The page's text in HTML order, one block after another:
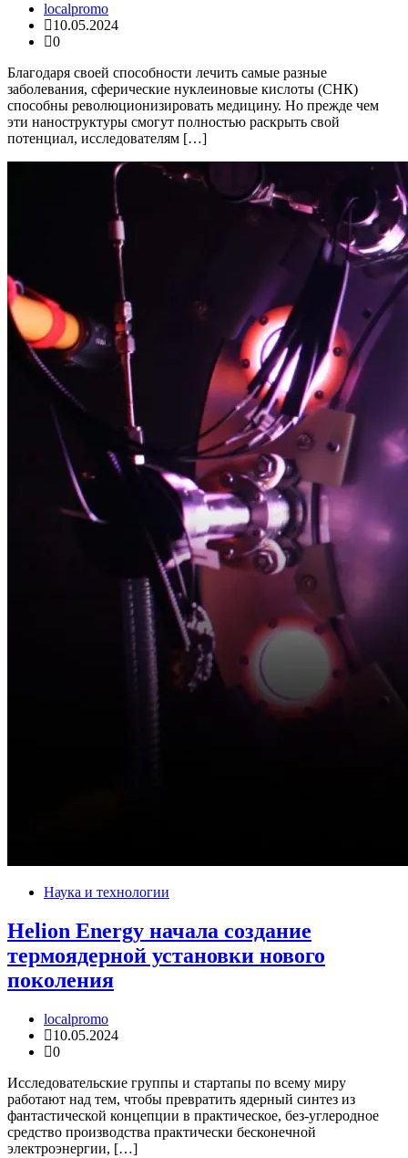
localpromo
10.05.2024
0
Благодаря своей способности лечить самые разные
заболевания, сферические нуклеиновые кислоты (СНК)
способны революционизировать медицину. Но прежде чем
эти наноструктуры смогут полностью раскрыть свой
потенциал, исследователям […]
Наука и технологии
Helion Energy начала создание
термоядерной установки нового
поколения
localpromo
10.05.2024
0
Исследовательские группы и стартапы по всему миру
работают над тем, чтобы превратить ядерный синтез из
фантастической концепции в практическое, без-углеродное
средство производства практически бесконечной
электроэнергии, […]